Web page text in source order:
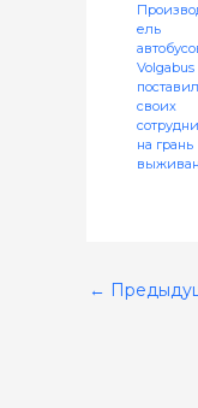
ель
Volgabus
поставил
своих
на грань
←